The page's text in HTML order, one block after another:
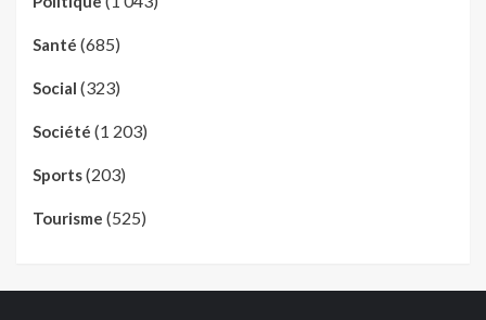
Santé (685)
Social (323)
Société (1 203)
Sports(203)
Tourisme (525)